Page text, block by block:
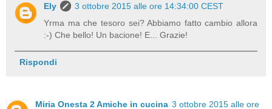
Ely
3 ottobre 2015 alle ore 14:34:00 CEST
Yrma ma che tesoro sei? Abbiamo fatto cambio allora
:-) Che bello! Un bacione! E... Grazie!
Rispondi
Miria Onesta 2 Amiche in cucina 3 ottobre 2015 alle ore